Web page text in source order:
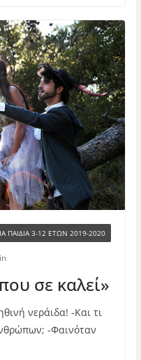
ΠΑΙΔΙΆ 3-12 ΕΤΏΝ 2019-2020
σε καλεί»
νεράιδα! -Και τι
-Φαινόταν